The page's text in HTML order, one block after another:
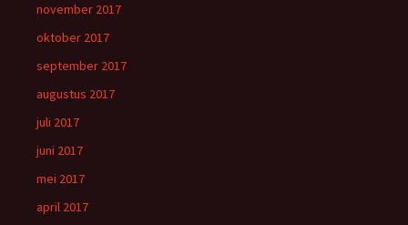
november 2017
oktober 2017
september 2017
augustus 2017
juli 2017
juni 2017
mei 2017
april 2017